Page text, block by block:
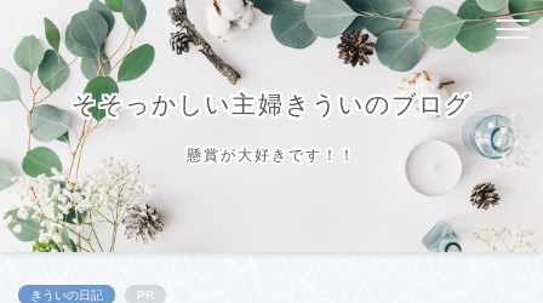
そそっかしい主婦きういのブログ
懸賞が大好きです！！
きういの日記 PR